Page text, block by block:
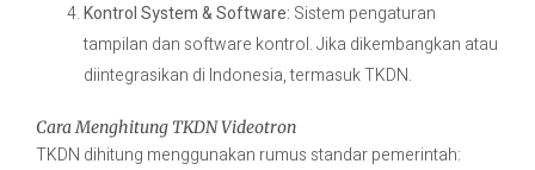
Kontrol System & Software: Sistem pengaturan
tampilan dan software kontrol. Jika dikembangkan atau
diintegrasikan di Indonesia, termasuk TKDN.
Cara Menghitung TKDN Videotron
TKDN dihitung menggunakan rumus standar pemerintah: